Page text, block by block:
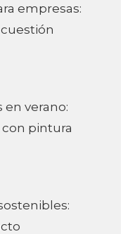
empresas:
verano:
pintura